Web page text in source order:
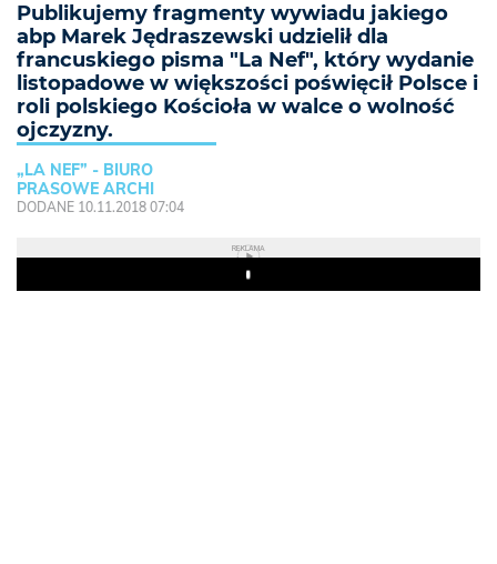
Publikujemy fragmenty wywiadu jakiego
abp Marek Jędraszewski udzielił dla
francuskiego pisma "La Nef", który wydanie
listopadowe w większości poświęcił Polsce i
roli polskiego Kościoła w walce o wolność
ojczyzny.
„LA NEF” - BIURO
PRASOWE ARCHI
DODANE 10.11.2018 07:04
REKLAMA
Play